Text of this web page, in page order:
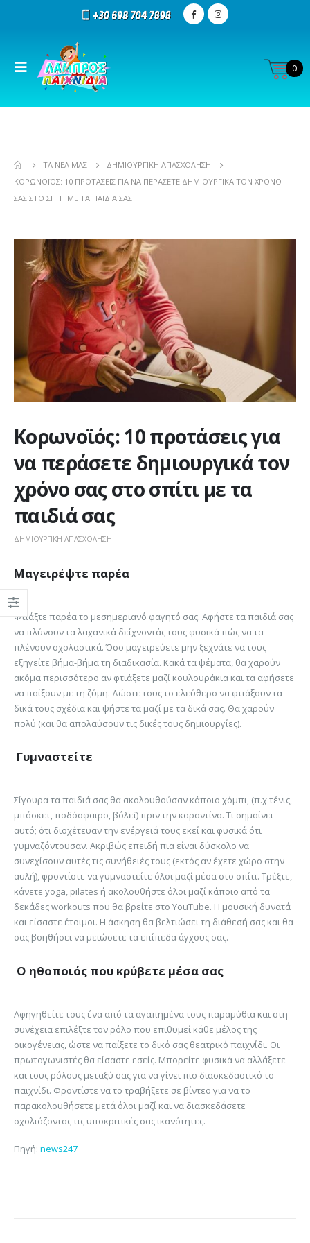
0
ΤΑ ΝΈΑ ΜΑΣ
ΔΗΜΙΟΥΡΓΙΚΉ ΑΠΑΣΧΌΛΗΣΗ
ΚΟΡΩΝΟΪΌΣ: 10 ΠΡΟΤΆΣΕΙΣ ΓΙΑ ΝΑ ΠΕΡΆΣΕΤΕ ΔΗΜΙΟΥΡΓΙΚΆ ΤΟΝ ΧΡΌΝΟ
ΣΑΣ ΣΤΟ ΣΠΊΤΙ ΜΕ ΤΑ ΠΑΙΔΙΆ ΣΑΣ
Κορωνοϊός: 10 προτάσεις για
να περάσετε δημιουργικά τον
χρόνο σας στο σπίτι με τα
παιδιά σας
ΔΗΜΙΟΥΡΓΙΚΉ ΑΠΑΣΧΌΛΗΣΗ
Μαγειρέψτε παρέα
Φτιάξτε παρέα το μεσημεριανό φαγητό σας. Αφήστε τα παιδιά σας
να πλύνουν τα λαχανικά δείχνοντάς τους φυσικά πώς να τα
πλένουν σχολαστικά. Όσο μαγειρεύετε μην ξεχνάτε να τους
εξηγείτε βήμα-βήμα τη διαδικασία. Κακά τα ψέματα, θα χαρούν
ακόμα περισσότερο αν φτιάξετε μαζί κουλουράκια και τα αφήσετε
να παίξουν με τη ζύμη. Δώστε τους το ελεύθερο να φτιάξουν τα
δικά τους σχέδια και ψήστε τα μαζί με τα δικά σας. Θα χαρούν
πολύ (και θα απολαύσουν τις δικές τους δημιουργίες).
Γυμναστείτε
Σίγουρα τα παιδιά σας θα ακολουθούσαν κάποιο χόμπι, (π.χ τένις,
μπάσκετ, ποδόσφαιρο, βόλεϊ) πριν την καραντίνα. Τι σημαίνει
αυτό; ότι διοχέτευαν την ενέργειά τους εκεί και φυσικά ότι
γυμναζόντουσαν. Ακριβώς επειδή πια είναι δύσκολο να
συνεχίσουν αυτές τις συνήθειές τους (εκτός αν έχετε χώρο στην
αυλή), φροντίστε να γυμναστείτε όλοι μαζί μέσα στο σπίτι. Τρέξτε,
κάνετε yoga, pilates ή ακολουθήστε όλοι μαζί κάποιο από τα
δεκάδες workouts που θα βρείτε στο YouTube. Η μουσική δυνατά
και είσαστε έτοιμοι. Η άσκηση θα βελτιώσει τη διάθεσή σας και θα
σας βοηθήσει να μειώσετε τα επίπεδα άγχους σας.
Ο ηθοποιός που κρύβετε μέσα σας
Αφηγηθείτε τους ένα από τα αγαπημένα τους παραμύθια και στη
συνέχεια επιλέξτε τον ρόλο που επιθυμεί κάθε μέλος της
οικογένειας, ώστε να παίξετε το δικό σας θεατρικό παιχνίδι. Οι
πρωταγωνιστές θα είσαστε εσείς. Μπορείτε φυσικά να αλλάξετε
και τους ρόλους μεταξύ σας για να γίνει πιο διασκεδαστικό το
παιχνίδι. Φροντίστε να το τραβήξετε σε βίντεο για να το
παρακολουθήσετε μετά όλοι μαζί και να διασκεδάσετε
σχολιάζοντας τις υποκριτικές σας ικανότητες.
Πηγή: news247